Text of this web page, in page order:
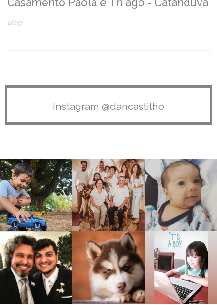
Blog
Instagram @dancastilho